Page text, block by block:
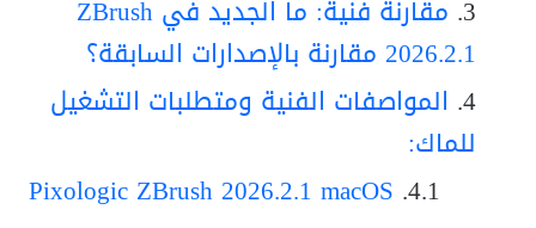
مقارنة فنية: ما الجديد في ZBrush
2026.2.1 مقارنة بالإصدارات السابقة؟
المواصفات الفنية ومتطلبات التشغيل
للماك:
Pixologic ZBrush 2026.2.1 macOS